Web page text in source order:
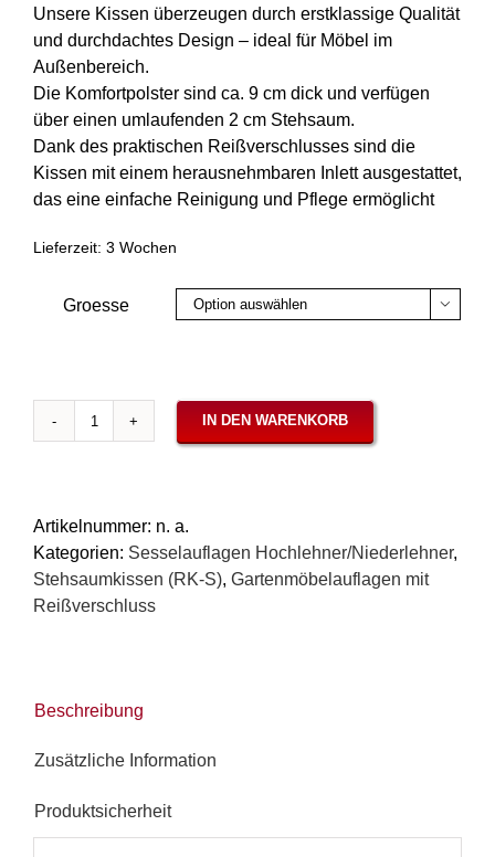
Unsere Kissen überzeugen durch erstklassige Qualität
und durchdachtes Design – ideal für Möbel im
Außenbereich.
Die Komfortpolster sind ca. 9 cm dick und verfügen
über einen umlaufenden 2 cm Stehsaum.
Dank des praktischen Reißverschlusses sind die
Kissen mit einem herausnehmbaren Inlett ausgestattet,
das eine einfache Reinigung und Pflege ermöglicht
Lieferzeit: 3 Wochen
Groesse 
Hochlehner/Niedriglehner
Agora
Pergamino
Menge
IN DEN WARENKORB
Artikelnummer: n. a.
Kategorien: Sesselauflagen Hochlehner/Niederlehner,
Stehsaumkissen (RK-S), Gartenmöbelauflagen mit
Reißverschluss
Beschreibung
Zusätzliche Information
Produktsicherheit